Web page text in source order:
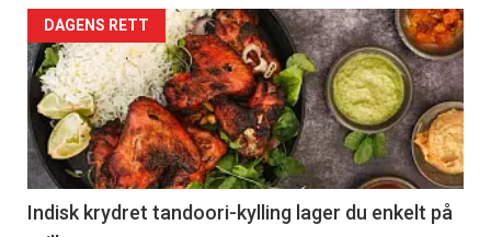
Artikler
detail
-
section
11
DAGENS RETT
Indisk krydret tandoori-kylling lager du enkelt på